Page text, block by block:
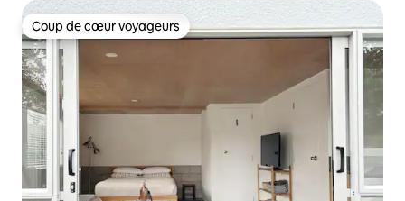
Coup de cœur voyageurs
Coup de cœur voyageurs